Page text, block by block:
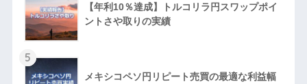
【年利10％達成】トルコリラ円スワップポイ
ントさや取りの実績
5
メキシコペソ円リピート売買の最適な利益幅